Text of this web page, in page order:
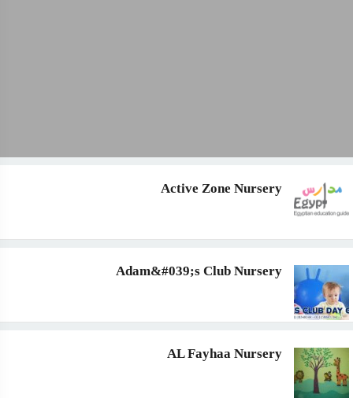
Active Zone Nursery
Adam&#039;s Club Nursery
AL Fayhaa Nursery